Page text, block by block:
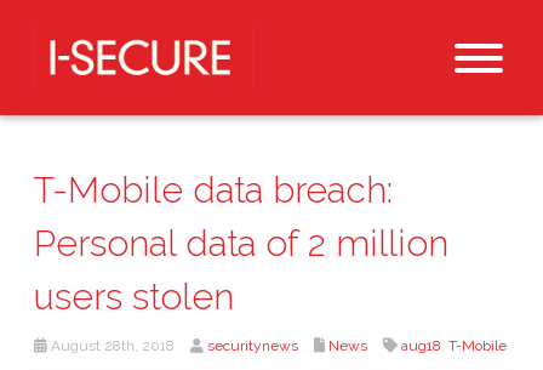
T-Mobile data breach:
Personal data of 2 million
users stolen
August 28th, 2018 securitynews News aug18, T-Mobile